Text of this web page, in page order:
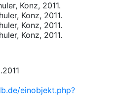
Konz, 2011.
Konz, 2011.
Konz, 2011.
Konz, 2011.
einobjekt.php?